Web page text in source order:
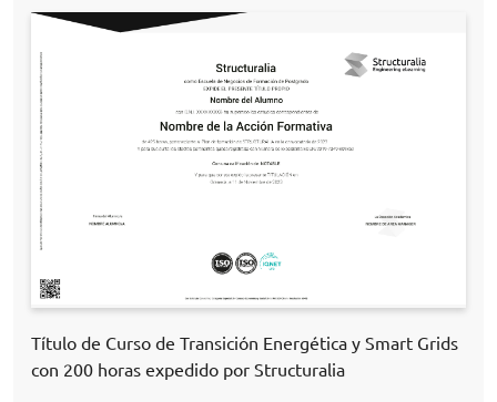
Título de Curso de Transición Energética y Smart Grids
con 200 horas expedido por Structuralia